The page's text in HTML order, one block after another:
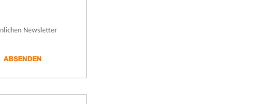
Newsletter